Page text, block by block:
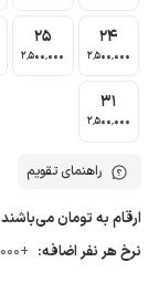
24
2٬500٬000
25
2٬500٬000
31
2٬500٬000
راهنمای تقویم
ارقام به تومان می‌باشند
نرخ هر نفر اضافه: +300٬000 تومان / بیشتر از 6 نفر